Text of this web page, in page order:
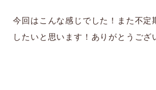
今回はこんな感じでした！また不定
したいと思います！ありがとうござ